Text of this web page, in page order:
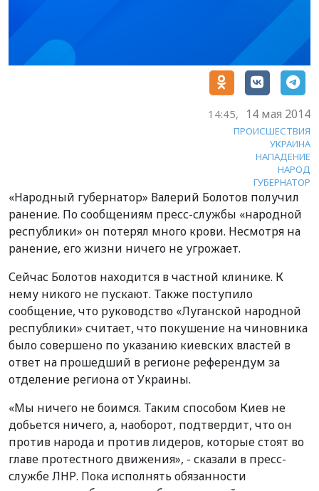
14:45, 14 мая 2014
ПРОИСШЕСТВИЯ
УКРАИНА
НАПАДЕНИЕ
НАРОД
ГУБЕРНАТОР
«Народный губернатор» Валерий Болотов получил
ранение. По сообщениям пресс-службы «народной
республики» он потерял много крови. Несмотря на
ранение, его жизни ничего не угрожает.
Сейчас Болотов находится в частной клинике. К
нему никого не пускают. Также поступило
сообщение, что руководство «Луганской народной
республики» считает, что покушение на чиновника
было совершено по указанию киевских властей в
ответ на прошедший в регионе референдум за
отделение региона от Украины.
«Мы ничего не боимся. Таким способом Киев не
добьется ничего, а, наоборот, подтвердит, что он
против народа и против лидеров, которые стоят во
главе протестного движения», - сказали в пресс-
службе ЛНР. Пока исполнять обязанности